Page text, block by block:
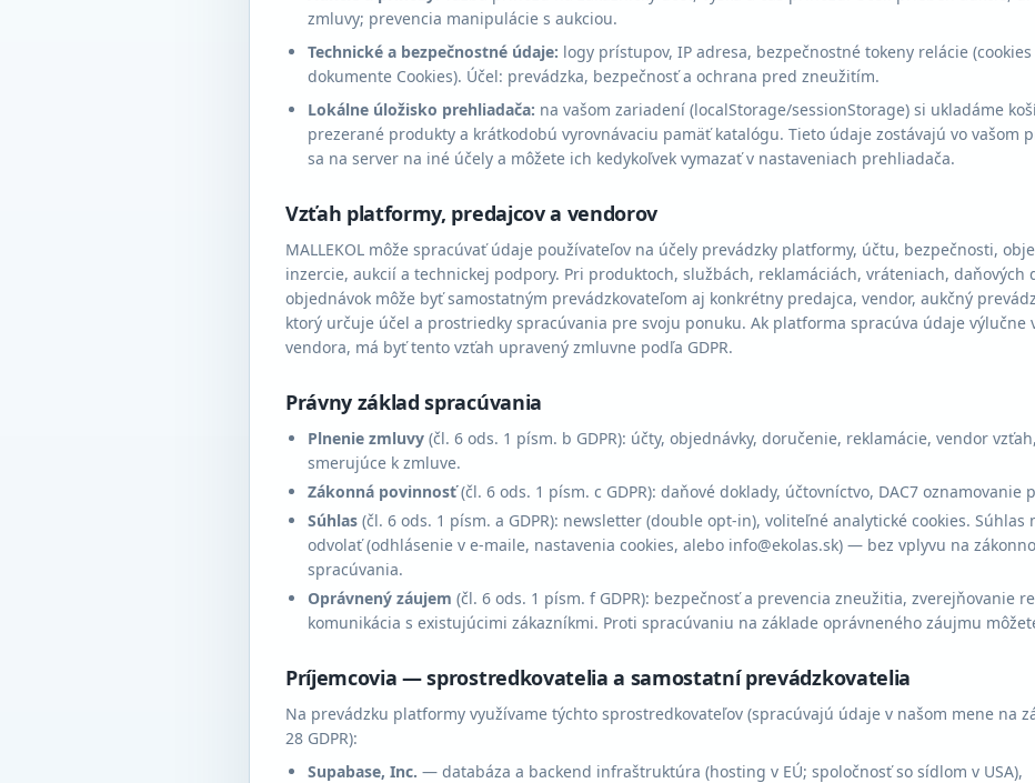
zmluvy; prevencia manipulácie s aukciou.
Technické a bezpečnostné údaje: logy prístupov, IP adresa, bezpečnostné tokeny relácie
dokumente Cookies). Účel: prevádzka, bezpečnosť a ochrana pred zneužitím.
Lokálne úložisko prehliadača: na vašom zariadení (localStorage/sessionStorage) si ukladáme
prezerané produkty a krátkodobú vyrovnávaciu pamäť katalógu. Tieto údaje zostávajú vo vašom
sa na server na iné účely a môžete ich kedykoľvek vymazať v nastaveniach prehliadača.
Vzťah platformy, predajcov a vendorov
MALLEKOL môže spracúvať údaje používateľov na účely prevádzky platformy, účtu, bezpečnosti,
inzercie, aukcií a technickej podpory. Pri produktoch, službách, reklamáciách, vráteniach, daňových
objednávok môže byť samostatným prevádzkovateľom aj konkrétny predajca, vendor, aukčný
ktorý určuje účel a prostriedky spracúvania pre svoju ponuku. Ak platforma spracúva údaje výlučne
vendora, má byť tento vzťah upravený zmluvne podľa GDPR.
Právny základ spracúvania
Plnenie zmluvy (čl. 6 ods. 1 písm. b GDPR): účty, objednávky, doručenie, reklamácie, vendor
smerujúce k zmluve.
Zákonná povinnosť(čl. 6 ods. 1 písm. c GDPR): daňové doklady, účtovníctvo, DAC7 oznamovanie
Súhlas (čl. 6 ods. 1 písm. a GDPR): newsletter (double opt-in), voliteľné analytické cookies. Súhlas
odvolať (odhlásenie v e-maile, nastavenia cookies, alebo info@ekolas.sk) — bez vplyvu na
spracúvania.
Oprávnený záujem (čl. 6 ods. 1 písm. f GDPR): bezpečnosť a prevencia zneužitia, zverejňovanie
komunikácia s existujúcimi zákazníkmi. Proti spracúvaniu na základe oprávneného záujmu
Príjemcovia — sprostredkovatelia a samostatní prevádzkovatelia
Na prevádzku platformy využívame týchto sprostredkovateľov (spracúvajú údaje v našom mene na
28 GDPR):
Supabase, Inc. — databáza a backend infraštruktúra (hosting v EÚ; spoločnosť so sídlom v USA),